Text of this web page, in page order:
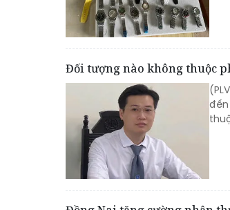
Đối tượng nào không thuộc
đến